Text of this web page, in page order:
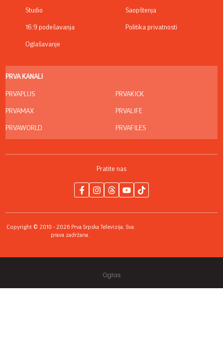
Studio
16:9 podešavanja
Oglašavanje
Saopštenja
Politika privatnosti
PRVA KANALI
PRVAPLUS
PRVAMAX
PRVAWORLD
PRVAKICK
PRVALIFE
PRVAFILES
Pratite nas
Copyright © 2010 - 2026 Prva Srpska Televizija. Sva
prava zadržana.